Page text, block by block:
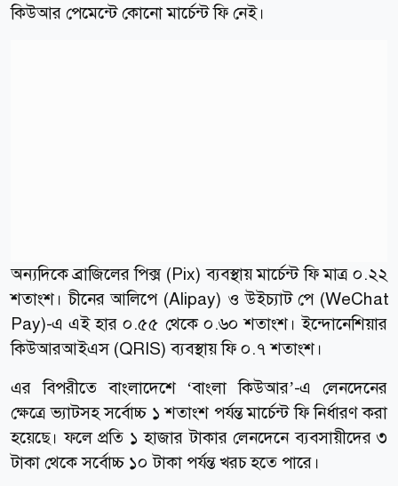
কিউআর পেমেন্টে কোনো মার্চেন্ট ফি নেই।
অন্যদিকে ব্রাজিলের পিক্স (Pix) ব্যবস্থায় মার্চেন্ট ফি মাত্র ০.২২
শতাংশ। চীনের আলিপে (Alipay) ও উইচ্যাট পে (WeChat
Pay)-এ এই হার ০.৫৫ থেকে ০.৬০ শতাংশ। ইন্দোনেশিয়ার
কিউআরআইএস (QRIS) ব্যবস্থায় ফি ০.৭ শতাংশ।
এর বিপরীতে বাংলাদেশে ‘বাংলা কিউআর’-এ লেনদেনের
ক্ষেত্রে ভ্যাটসহ সর্বোচ্চ ১ শতাংশ পর্যন্ত মার্চেন্ট ফি নির্ধারণ করা
হয়েছে। ফলে প্রতি ১ হাজার টাকার লেনদেনে ব্যবসায়ীদের ৩
টাকা থেকে সর্বোচ্চ ১০ টাকা পর্যন্ত খরচ হতে পারে।